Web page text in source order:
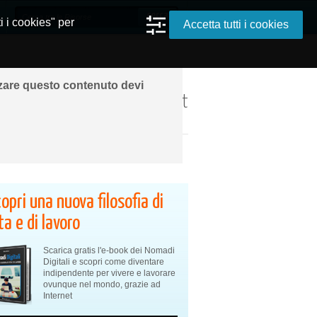
questo contenuto devi
ovunque grazie a Internet
una nuova filosofia di
e di lavoro
Scarica gratis l'e-book dei Nomadi
Digitali e scopri come diventare
indipendente per vivere e lavorare
ovunque nel mondo, grazie ad
Internet
i cookies" per
Accetta tutti i cookies